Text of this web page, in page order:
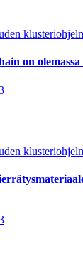
on olemassa